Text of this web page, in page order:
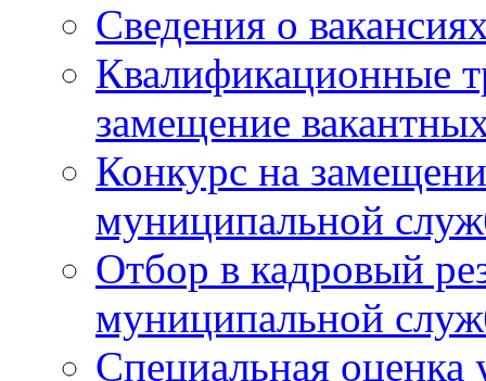
Сведения о
Квалификационные
замещение
Конкурс на
муниципальной
Отбор в кадровый
муниципальной
Специальная оценка